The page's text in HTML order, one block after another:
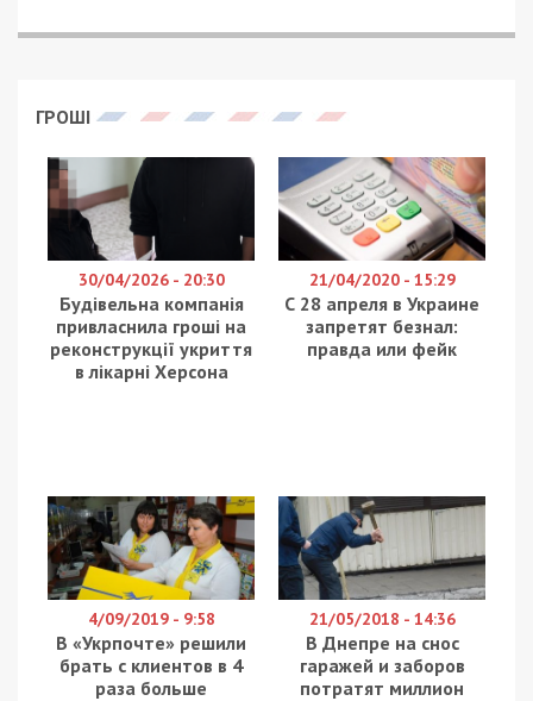
ГРОШІ
30/04/2026 - 20:30
Будівельна компанія
привласнила гроші на
реконструкції укриття
в лікарні Херсона
21/04/2020 - 15:29
С 28 апреля в Украине
запретят безнал:
правда или фейк
4/09/2019 - 9:58
В «Укрпочте» решили
брать с клиентов в 4
раза больше
21/05/2018 - 14:36
В Днепре на снос
гаражей и заборов
потратят миллион